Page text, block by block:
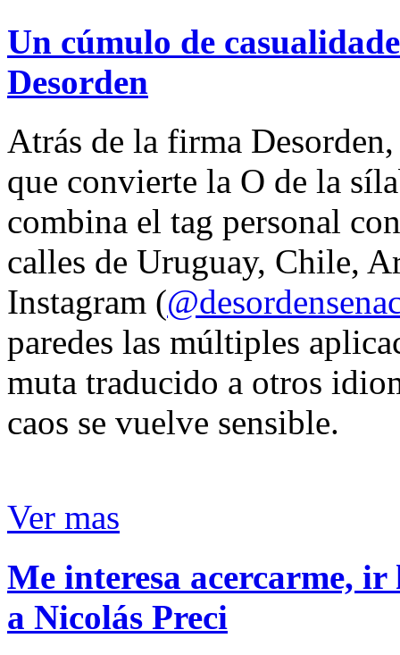
Un cúmulo de
Desorden
Atrás de la firma
que convierte la O de la
combina el tag personal
calles de Uruguay, Chile,
Instagram (
paredes las múltiples
muta traducido a otros
caos se vuelve sensible.
Ver mas
Me interesa acercarme,
a Nicolás Preci